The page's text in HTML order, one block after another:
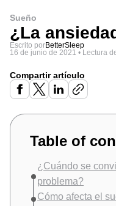
Sueño
¿La
Escrito porBetterSleep
16 de junio de 2021 • Lectura
Compartir artículo
Table of
¿Cuándo se
problema?
Cómo afecta el